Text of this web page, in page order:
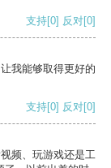
支持[0] 反对[0]
我能够取得更好的
支持[0] 反对[0]
频、玩游戏还是工